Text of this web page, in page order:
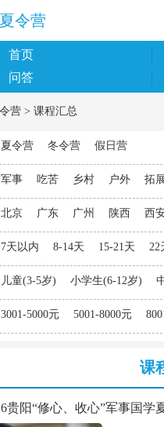
令营
首页
问答
营 >课程汇总
夏令营 冬令营 假日营
军事 吃苦 乡村 户外 拓
北京 广东 广州 陕西 西
7天以内 8-14天 15-21天 22
儿童(3-5岁) 小学生(6-12岁)
3001-5000元 5001-8000元
课
贵阳“修心、收心”军事国学